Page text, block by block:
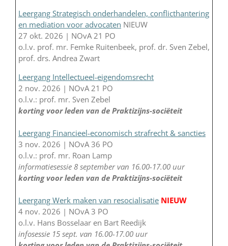
Leergang Strategisch onderhandelen, conflicthantering
en mediation voor advocaten NIEUW
27 okt. 2026 | NOvA 21 PO
o.l.v. prof. mr. Femke Ruitenbeek, prof. dr. Sven Zebel,
prof. drs. Andrea Zwart
Leergang Intellectueel-eigendomsrecht
2 nov. 2026 | NOvA 21 PO
o.l.v.: prof. mr. Sven Zebel
korting voor leden van de Praktizijns-sociëteit
Leergang Financieel-economisch strafrecht & sancties
3 nov. 2026 | NOvA 36 PO
o.l.v.: prof. mr. Roan Lamp
informatiesessie 8 september van 16.00-17.00 uur
korting voor leden van de Praktizijns-sociëteit
Leergang Werk maken van resocialisatie NIEUW
4 nov. 2026 | NOvA 3 PO
o.l.v. Hans Bosselaar en Bart Reedijk
infosessie 15 sept. van 16.00-17.00 uur